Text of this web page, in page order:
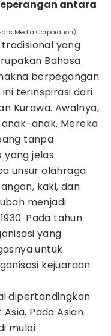
antara
Media Corporation)
yang
Bahasa
berpegangan
terinspirasi dari
Kurawa. Awalnya,
anak. Mereka
tanpa
jelas.
unsur olahraga
kaki, dan
menjadi
Pada tahun
yang
untuk
kejuaraan
dipertandingkan
Pada Asian
mulai